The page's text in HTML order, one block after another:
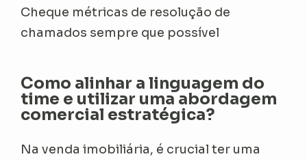
Cheque métricas de resolução de
chamados sempre que possível
Como alinhar a linguagem do
time e utilizar uma abordagem
comercial estratégica?
Na venda imobiliária, é crucial ter uma